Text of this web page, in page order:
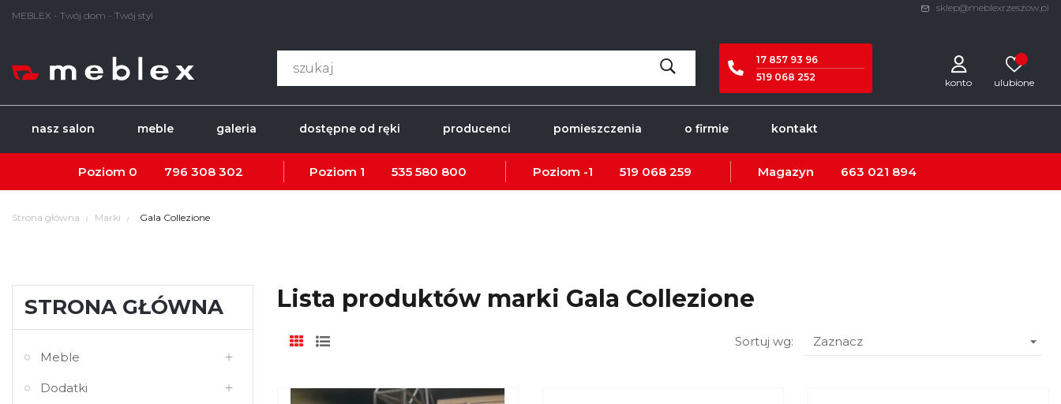
MEBLEX - Twój dom - Twój styl
sklep@meblexrzeszow.pl
17 857 93 96
519 068 252
konto
nasz salon meble galeria dostępne od ręki producenci pomieszczenia o firmie kontakt
Poziom 0 796 308 302 Poziom 1 535 580 800 Poziom -1 519 068 259 Magazyn 663 021 894
Strona główna Marki Gala Collezione
STRONA GŁÓWNA
Meble
Dodatki
Lista produktów marki Gala Collezione
Sortuj wg: Zaznacz 